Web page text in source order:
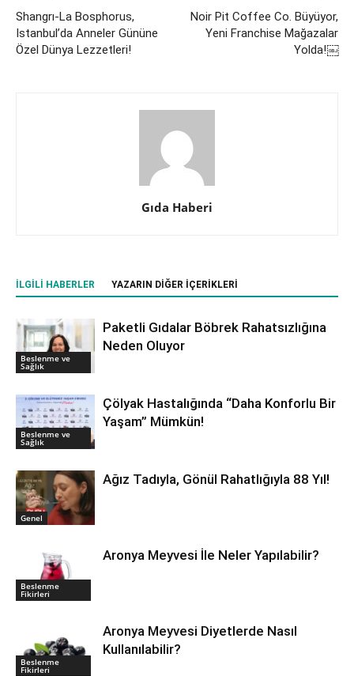
Shangrı-La Bosphorus,
Istanbul’da Anneler Gününe
Özel Dünya Lezzetleri!
Noir Pit Coffee Co. Büyüyor,
Yeni Franchise Mağazalar
Yolda!￼
Gıda Haberi
İLGILI HABERLER YAZARIN DIĞER İÇERIKLERI
Beslenme ve
Sağlık
Paketli Gıdalar Böbrek Rahatsızlığına
Neden Oluyor
Beslenme ve
Sağlık
Çölyak Hastalığında “Daha Konforlu Bir
Yaşam” Mümkün!
Genel
Ağız Tadıyla, Gönül Rahatlığıyla 88 Yıl!
Beslenme
Fikirleri
Aronya Meyvesi İle Neler Yapılabilir?
Beslenme
Fikirleri
Aronya Meyvesi Diyetlerde Nasıl
Kullanılabilir?